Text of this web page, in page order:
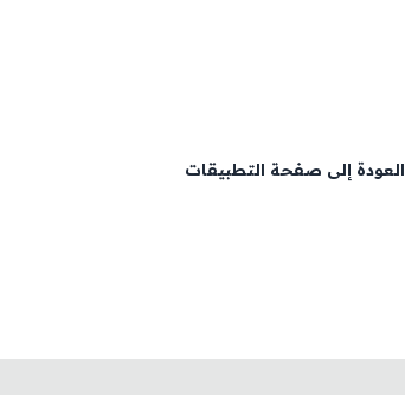
العودة إلى صفحة التطبيقات